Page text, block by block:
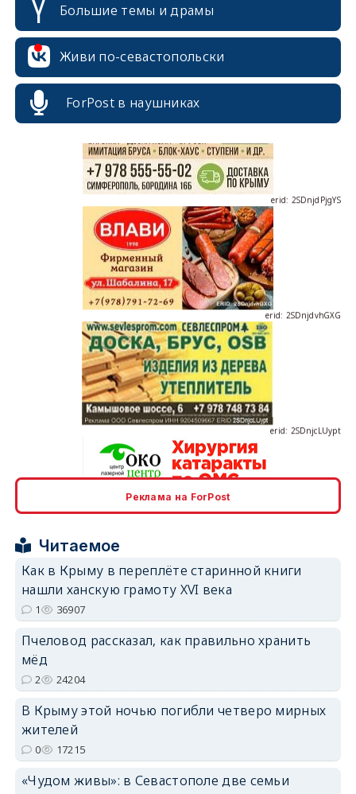
Большие темы и драмы
Живи по-севастопольски
ForPost в наушниках
erid: 2SDnjcrDNw6
erid: 2SDnjdPjgYS
erid: 2SDnjdvhGXG
erid: 2SDnjdPjgYS
Реклама на ForPost
Читаемое
Как в Крыму в переплёте старинной книги
нашли ханскую грамоту XVI века
1 36907
Пчеловод рассказал, как правильно хранить
мёд
2 24204
В Крыму этой ночью погибли четверо мирных
жителей
0 17215
«Чудом живы»: в Севастополе две семьи